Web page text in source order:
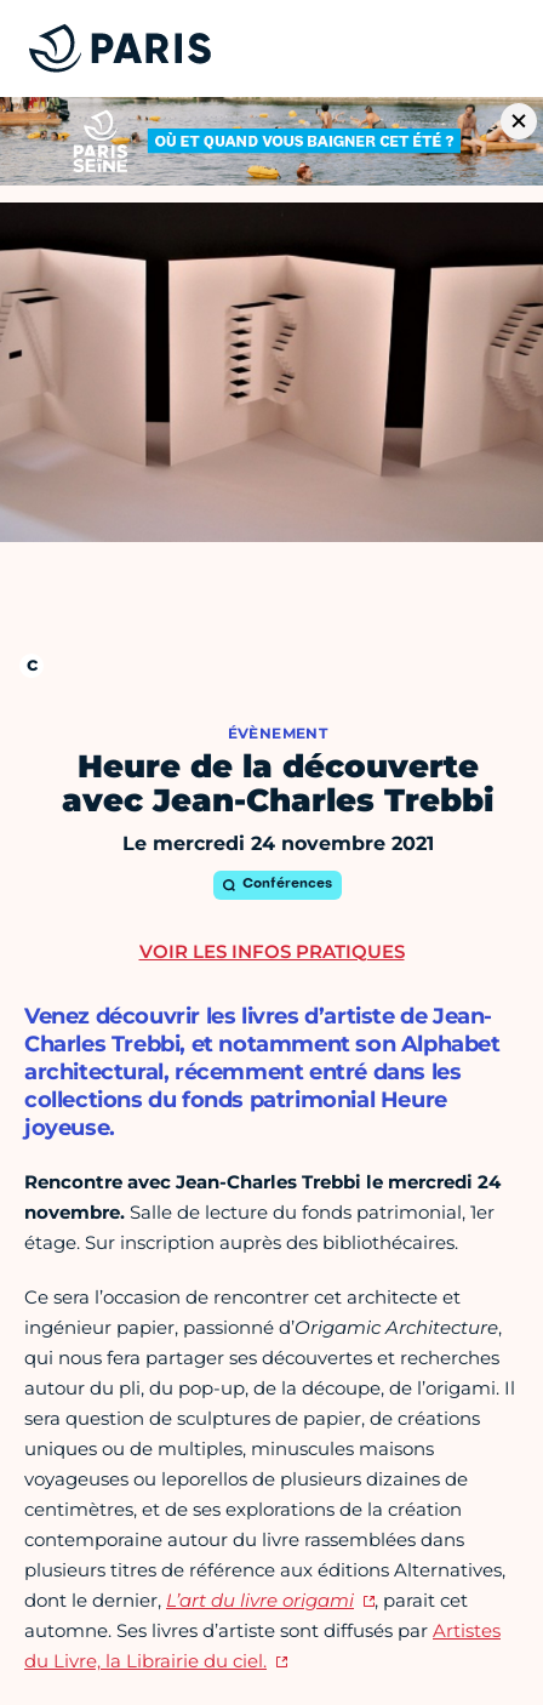
ÉVÈNEMENT
Heure de la découverte
avec Jean-Charles Trebbi
Le mercredi 24 novembre 2021
Conférences
Venez découvrir les livres d’artiste de Jean-
Charles Trebbi, et notamment son Alphabet
architectural, récemment entré dans les
collections du fonds patrimonial Heure
joyeuse.
Rencontre avec Jean-Charles Trebbi le mercredi 24
novembre. Salle de lecture du fonds patrimonial, 1er
étage. Sur inscription auprès des bibliothécaires.
Ce sera l’occasion de rencontrer cet architecte et
ingénieur papier, passionné d’Origamic Architecture,
qui nous fera partager ses découvertes et recherches
autour du pli, du pop-up, de la découpe, de l’origami. Il
sera question de sculptures de papier, de créations
uniques ou de multiples, minuscules maisons
voyageuses ou leporellos de plusieurs dizaines de
centimètres, et de ses explorations de la création
contemporaine autour du livre rassemblées dans
plusieurs titres de référence aux éditions Alternatives,
dont le dernier, L’art du livre origami
, parait cet
automne. Ses livres d’artiste sont diffusés par Artistes
du Livre, la Librairie du ciel.
VOIR LES INFOS PRATIQUES